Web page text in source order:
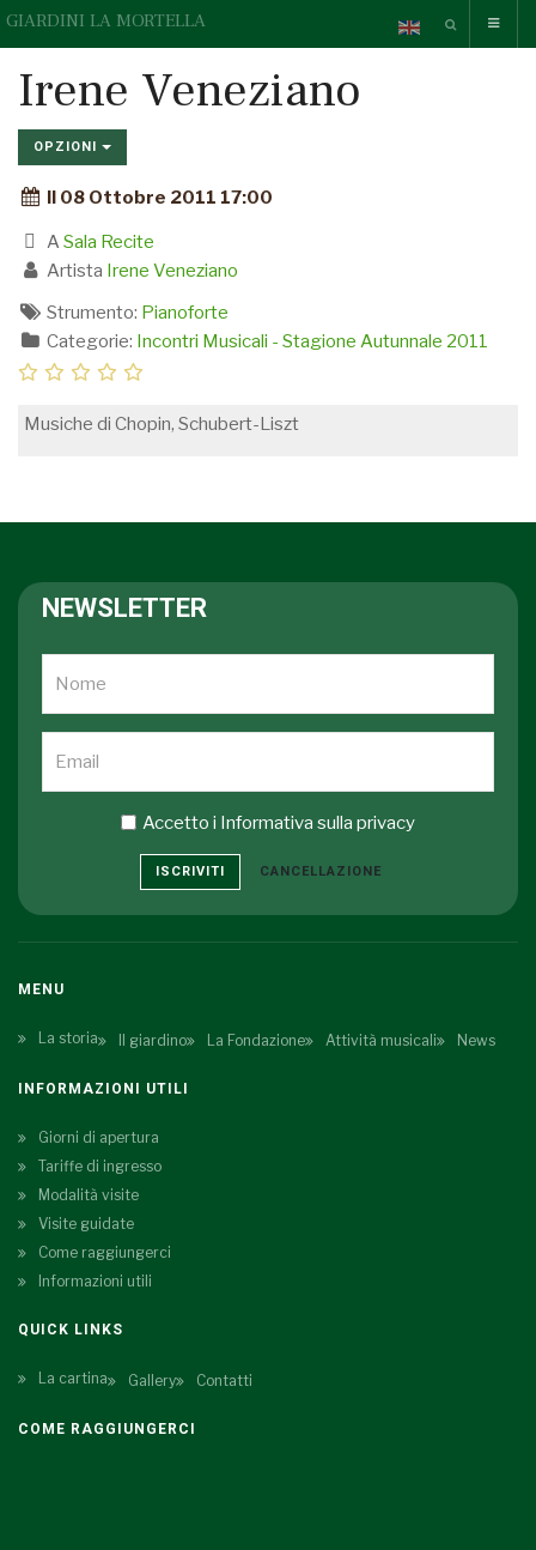
GIARDINI LA MORTELLA
Irene Veneziano
OPZIONI
Il 08 Ottobre 2011 17:00
A Sala Recite
Artista Irene Veneziano
Strumento: Pianoforte
Categorie: Incontri Musicali - Stagione Autunnale 2011
Musiche di Chopin, Schubert-Liszt
NEWSLETTER
Accetto i Informativa sulla privacy
ISCRIVITI CANCELLAZIONE
MENU
La storia Il giardino La Fondazione Attività musicali News
INFORMAZIONI UTILI
Giorni di apertura
Tariffe di ingresso
Modalità visite
Visite guidate
Come raggiungerci
Informazioni utili
QUICK LINKS
La cartina Gallery Contatti
COME RAGGIUNGERCI